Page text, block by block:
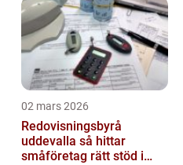
02 mars 2026
Redovisningsbyrå
uddevalla så hittar
småföretag rätt stöd i